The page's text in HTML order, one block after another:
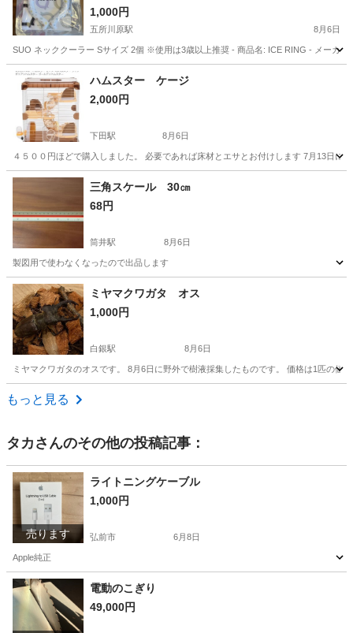
1,000円
五所川原駅 8月6日
SUO ネッククーラー Sサイズ 2個 ※使用は3歳以上推奨 - 商品名: ICE RING - メーカ
青森 五所川原市 五所川原駅 その他
ハムスター ケージ
2,000円
下田駅 8月6日
４５００円ほどで購入しました。 必要であれば床材とエサとお付けします 7月13日
青森 上北郡 下田駅
三角スケール 30㎝
68円
筒井駅 8月6日
製図用で使わなくなったので出品します
青森 青森市 筒井駅 その他
ミヤマクワガタ オス
1,000円
白銀駅 8月6日
ミヤマクワガタのオスです。 8月6日に野外で樹液採集したものです。 価格は1匹の
青森 八戸市
もっと見る
タカ さんのその他の投稿記事：
売ります
ライトニングケーブル
1,000円
弘前市 6月8日
Apple純正
青森 弘前市 その他 ケーブル
電動のこぎり
49,000円